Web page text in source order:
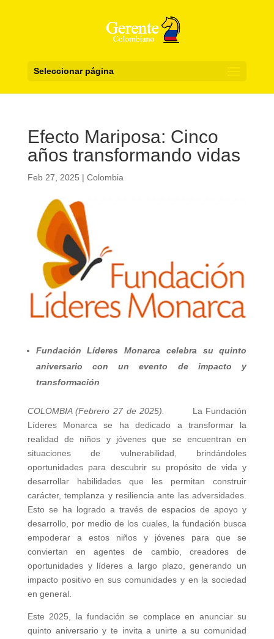
Seleccionar página
Efecto Mariposa: Cinco
años transformando vidas
Feb 27, 2025 | Colombia
Fundación Líderes Monarca celebra su quinto
aniversario con un evento de impacto y
transformación
COLOMBIA (Febrero 27 de 2025). La Fundación
Líderes Monarca se ha dedicado a transformar la
realidad de niños y jóvenes que se encuentran en
situaciones de vulnerabilidad, brindándoles
oportunidades para descubrir su propósito de vida y
desarrollar habilidades que les permitan construir
carácter, templanza y resiliencia ante las adversidades.
Esto se ha logrado a través de espacios de apoyo y
desarrollo, por medio de los cuales, la fundación busca
empoderar a estos niños y jóvenes para que se
conviertan en agentes de cambio, creadores de
oportunidades y líderes a largo plazo, generando un
impacto positivo en sus comunidades y en la sociedad
en general.
Este 2025, la fundación se complace en anunciar su
quinto aniversario y te invita a unirte a su comunidad